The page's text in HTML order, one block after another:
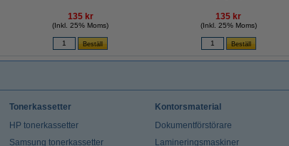
135 kr
(Inkl. 25% Moms)
135 kr
(Inkl. 25% Moms)
Tonerkassetter
HP tonerkassetter
Samsung tonerkassetter
Kontorsmaterial
Dokumentförstörare
Lamineringsmaskiner